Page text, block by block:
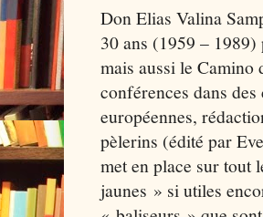
Don Elias Valina
30 ans (1959 –
mais aussi le Camino
conférences dans
européennes,
pèlerins (édité par
met en place sur tout
jaunes » si utiles